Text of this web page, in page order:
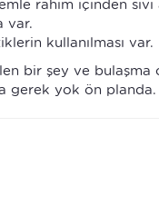
rahim içinden
var.
kullanılması var.
bir şey ve bulaşma
gerek yok ön planda.